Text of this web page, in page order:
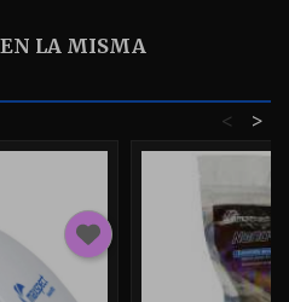
EN LA MISMA
>
<